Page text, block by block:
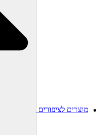
מוצרים לציפורים